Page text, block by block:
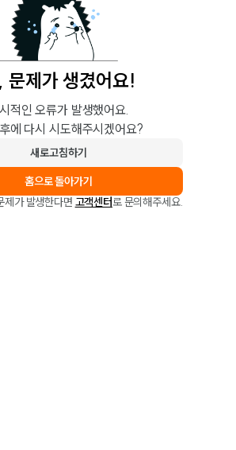
문제가 생겼어요!
적인 오류가 발생했어요.
에 다시 시도해주시겠어요?
새로고침하기
홈으로 돌아가기
제가 발생한다면 고객센터로 문의해주세요.